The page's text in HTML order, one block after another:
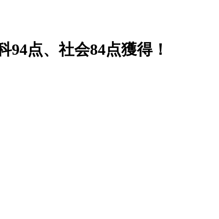
点、社会84点獲得！